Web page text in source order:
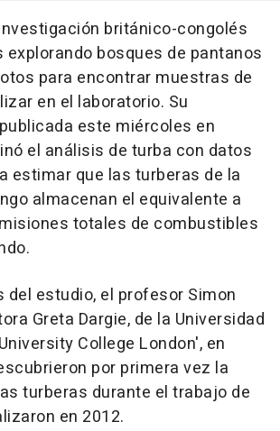
británico-congolés
explorando bosques de pantanos
para encontrar muestras de
en el laboratorio. Su
este miércoles en
el análisis de turba con datos
estimar que las turberas de la
almacenan el equivalente a
totales de combustibles
del estudio, el profesor Simon
Greta Dargie, de la Universidad
College London', en
por primera vez la
turberas durante el trabajo de
en 2012.